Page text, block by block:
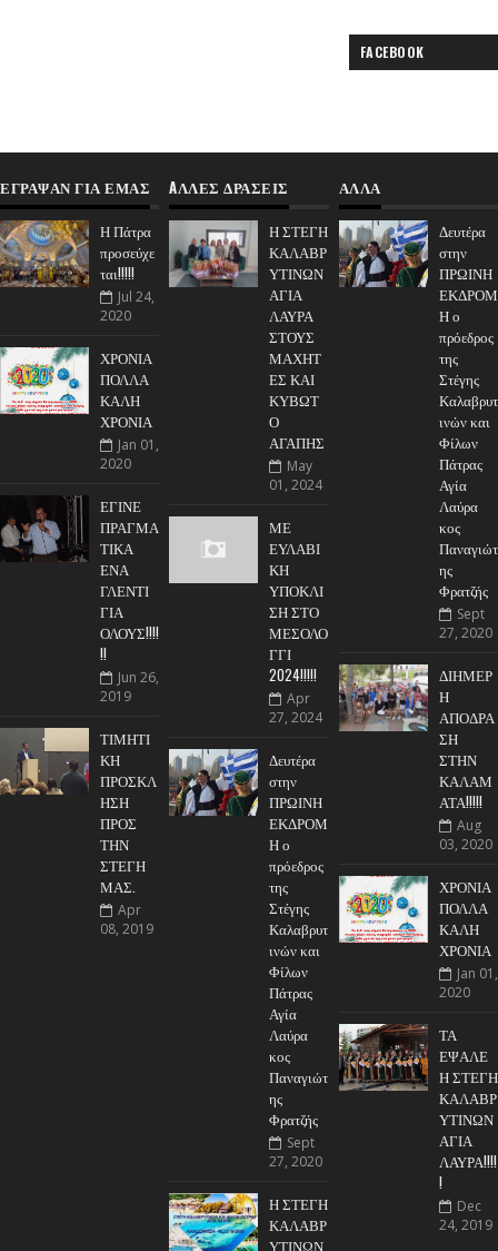
FACEBOOK
ΈΓΡΑΨΑΝ ΓΙΑ ΕΜΆΣ
Η Πάτρα
προσεύχε
ται!!!!!
Jul 24,
2020
ΧΡΟΝΙΑ
ΠΟΛΛΑ
ΚΑΛΗ
ΧΡΟΝΙΑ
Jan 01,
2020
ΕΓΙΝΕ
ΠΡΑΓΜΑ
ΤΙΚΑ
ΕΝΑ
ΓΛΕΝΤΙ
ΓΙΑ
ΟΛΟΥΣ!!!!
!!
Jun 26,
2019
ΤΙΜΗΤΙ
ΚΗ
ΠΡΟΣΚΛ
ΗΣΗ
ΠΡΟΣ
ΤΗΝ
ΣΤΕΓΗ
ΜΑΣ.
Apr
08, 2019
AΛΛΕΣ ΔΡΑΣΕΙΣ
Η ΣΤΕΓΗ
ΚΑΛΑΒΡ
ΥΤΙΝΩΝ
ΑΓΙΑ
ΛΑΥΡΑ
ΣΤΟΥΣ
ΜΑΧΗΤ
ΕΣ ΚΑΙ
ΚΥΒΩΤ
Ο
ΑΓΑΠΗΣ
May
01, 2024
ΜΕ
ΕΥΛΑΒΙ
ΚΗ
ΥΠΟΚΛΙ
ΣΗ ΣΤΟ
ΜΕΣΟΛΟ
ΓΓΙ
2024!!!!!
Apr
27, 2024
Δευτέρα
στην
ΠΡΩΙΝΗ
ΕΚΔΡΟΜ
Η ο
πρόεδρος
της
Στέγης
Καλαβρυτ
ινών και
Φίλων
Πάτρας
Αγία
Λαύρα
κος
Παναγιώτ
ης
Φρατζής
Sept
27, 2020
Η ΣΤΕΓΗ
ΚΑΛΑΒΡ
ΥΤΙΝΩΝ
ΑΛΛΑ
Δευτέρα
στην
ΠΡΩΙΝΗ
ΕΚΔΡΟΜ
Η ο
πρόεδρος
της
Στέγης
Καλαβρυτ
ινών και
Φίλων
Πάτρας
Αγία
Λαύρα
κος
Παναγιώτ
ης
Φρατζής
Sept
27, 2020
ΔΙΗΜΕΡ
Η
ΑΠΟΔΡΑ
ΣΗ
ΣΤΗΝ
ΚΑΛΑΜ
ΑΤΑ!!!!!
Aug
03, 2020
ΧΡΟΝΙΑ
ΠΟΛΛΑ
ΚΑΛΗ
ΧΡΟΝΙΑ
Jan 01,
2020
ΤΑ
ΕΨΑΛΕ
Η ΣΤΕΓΗ
ΚΑΛΑΒΡ
ΥΤΙΝΩΝ
ΑΓΙΑ
ΛΑΥΡΑ!!!!
!
Dec
24, 2019